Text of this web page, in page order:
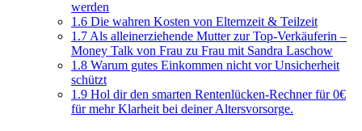
werden
1.6 Die wahren Kosten von Elternzeit & Teilzeit
1.7 Als alleinerziehende Mutter zur Top-Verkäuferin –
Money Talk von Frau zu Frau mit Sandra Laschow
1.8 Warum gutes Einkommen nicht vor Unsicherheit
schützt
1.9 Hol dir den smarten Rentenlücken-Rechner für 0€
für mehr Klarheit bei deiner Altersvorsorge.